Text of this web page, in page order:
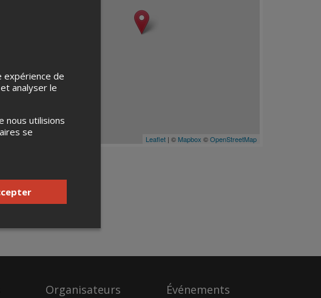
Leaflet | © Mapbox ©OpenStreetMap
Organisateurs Événements
expérience de
analyser le
nous utilisions
se